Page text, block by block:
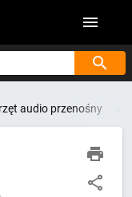
audio przenośny